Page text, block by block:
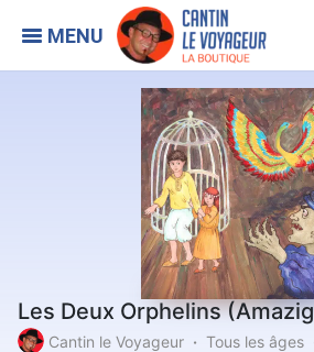
Les Deux Orphelins
Cantin le Voyageur Tous les âges